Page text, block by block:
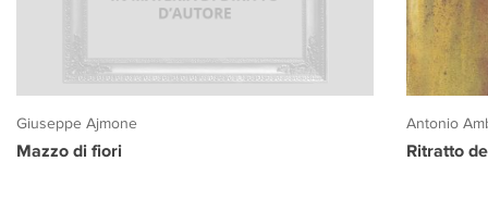
Giuseppe Ajmone
Mazzo di fiori
Antonio
Ritratto